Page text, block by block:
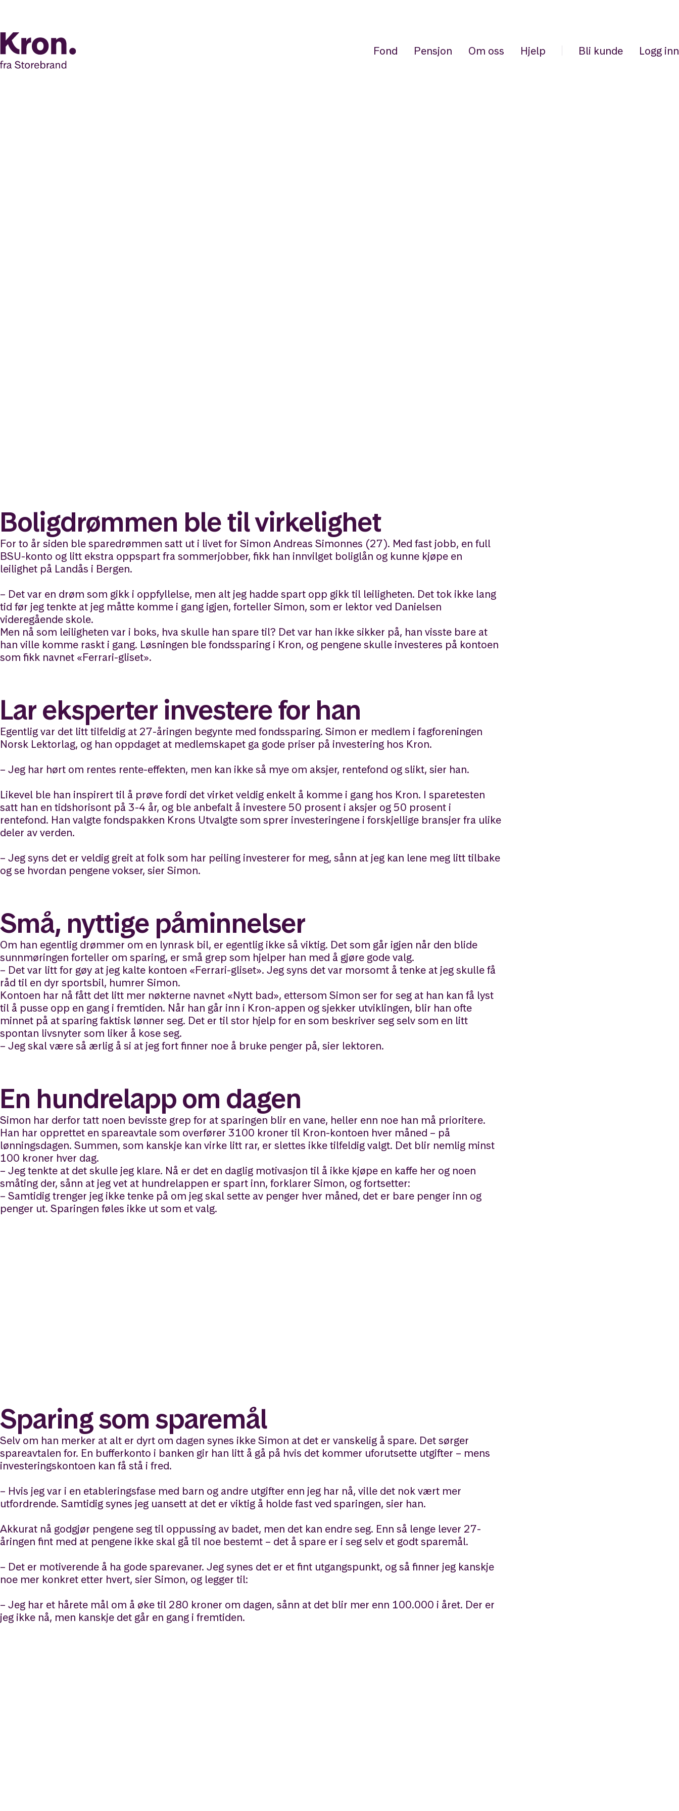
Fond Pensjon Om oss Hjelp Bli kunde Logg inn
Boligdrømmen ble til virkelighet
For to år siden ble sparedrømmen satt ut i livet for Simon Andreas Simonnes (27). Med fast jobb, en full
BSU-konto og litt ekstra oppspart fra sommerjobber, fikk han innvilget boliglån og kunne kjøpe en
leilighet på Landås i Bergen.
– Det var en drøm som gikk i oppfyllelse, men alt jeg hadde spart opp gikk til leiligheten. Det tok ikke lang
tid før jeg tenkte at jeg måtte komme i gang igjen, forteller Simon, som er lektor ved Danielsen
videregående skole.
Men nå som leiligheten var i boks, hva skulle han spare til? Det var han ikke sikker på, han visste bare at
han ville komme raskt i gang. Løsningen ble fondssparing i Kron, og pengene skulle investeres på kontoen
som fikk navnet «Ferrari-gliset».
Lar eksperter investere for han
Egentlig var det litt tilfeldig at 27-åringen begynte med fondssparing. Simon er medlem i fagforeningen
Norsk Lektorlag, og han oppdaget at medlemskapet ga gode priser på investering hos Kron.
– Jeg har hørt om rentes rente-effekten, men kan ikke så mye om aksjer, rentefond og slikt, sier han.
Likevel ble han inspirert til å prøve fordi det virket veldig enkelt å komme i gang hos Kron. I sparetesten
satt han en tidshorisont på 3-4 år, og ble anbefalt å investere 50 prosent i aksjer og 50 prosent i
rentefond. Han valgte fondspakken Krons Utvalgte som sprer investeringene i forskjellige bransjer fra ulike
deler av verden.
– Jeg syns det er veldig greit at folk som har peiling investerer for meg, sånn at jeg kan lene meg litt tilbake
og se hvordan pengene vokser, sier Simon.
Små, nyttige påminnelser
Om han egentlig drømmer om en lynrask bil, er egentlig ikke så viktig. Det som går igjen når den blide
sunnmøringen forteller om sparing, er små grep som hjelper han med å gjøre gode valg.
– Det var litt for gøy at jeg kalte kontoen «Ferrari-gliset». Jeg syns det var morsomt å tenke at jeg skulle få
råd til en dyr sportsbil, humrer Simon.
Kontoen har nå fått det litt mer nøkterne navnet «Nytt bad», ettersom Simon ser for seg at han kan få lyst
til å pusse opp en gang i fremtiden. Når han går inn i Kron-appen og sjekker utviklingen, blir han ofte
minnet på at sparing faktisk lønner seg. Det er til stor hjelp for en som beskriver seg selv som en litt
spontan livsnyter som liker å kose seg.
– Jeg skal være så ærlig å si at jeg fort finner noe å bruke penger på, sier lektoren.
En hundrelapp om dagen
Simon har derfor tatt noen bevisste grep for at sparingen blir en vane, heller enn noe han må prioritere.
Han har opprettet en spareavtale som overfører 3100 kroner til Kron-kontoen hver måned – på
lønningsdagen. Summen, som kanskje kan virke litt rar, er slettes ikke tilfeldig valgt. Det blir nemlig minst
100 kroner hver dag.
– Jeg tenkte at det skulle jeg klare. Nå er det en daglig motivasjon til å ikke kjøpe en kaffe her og noen
småting der, sånn at jeg vet at hundrelappen er spart inn, forklarer Simon, og fortsetter:
– Samtidig trenger jeg ikke tenke på om jeg skal sette av penger hver måned, det er bare penger inn og
penger ut. Sparingen føles ikke ut som et valg.
Sparing som sparemål
Selv om han merker at alt er dyrt om dagen synes ikke Simon at det er vanskelig å spare. Det sørger
spareavtalen for. En bufferkonto i banken gir han litt å gå på hvis det kommer uforutsette utgifter – mens
investeringskontoen kan få stå i fred.
– Hvis jeg var i en etableringsfase med barn og andre utgifter enn jeg har nå, ville det nok vært mer
utfordrende. Samtidig synes jeg uansett at det er viktig å holde fast ved sparingen, sier han.
Akkurat nå godgjør pengene seg til oppussing av badet, men det kan endre seg. Enn så lenge lever 27-
åringen fint med at pengene ikke skal gå til noe bestemt – det å spare er i seg selv et godt sparemål.
– Det er motiverende å ha gode sparevaner. Jeg synes det er et fint utgangspunkt, og så finner jeg kanskje
noe mer konkret etter hvert, sier Simon, og legger til:
– Jeg har et hårete mål om å øke til 280 kroner om dagen, sånn at det blir mer enn 100.000 i året. Der er
jeg ikke nå, men kanskje det går en gang i fremtiden.